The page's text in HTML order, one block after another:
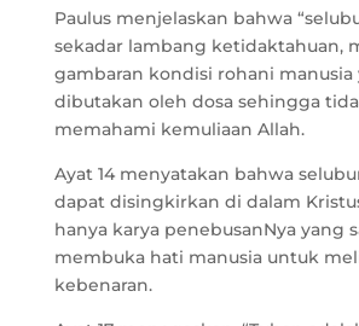
Paulus menjelaskan bahwa
sekadar lambang ketidaktahuan,
gambaran kondisi rohani manusia
dibutakan oleh dosa sehingga
memahami kemuliaan Allah.
Ayat 14 menyatakan bahwa
dapat disingkirkan di dalam
hanya karya penebusanNya yang
membuka hati manusia untuk
kebenaran.